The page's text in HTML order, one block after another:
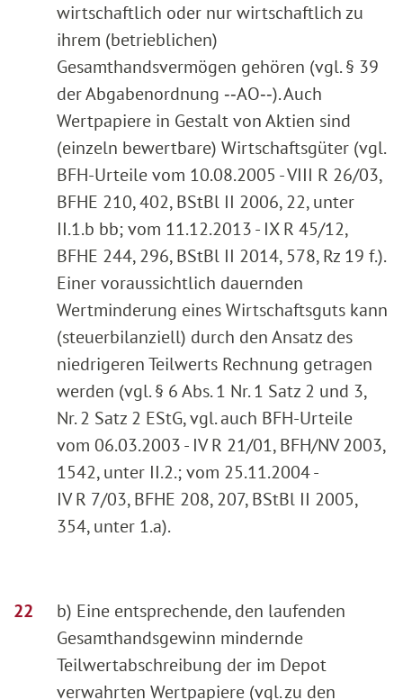
wirtschaftlich oder nur wirtschaftlich zu
ihrem (betrieblichen)
Gesamthandsvermögen gehören (vgl. § 39
der Abgabenordnung ‑‑AO‑‑). Auch
Wertpapiere in Gestalt von Aktien sind
(einzeln bewertbare) Wirtschaftsgüter (vgl.
BFH-Urteile vom 10.08.2005 - VIII R 26/03,
BFHE 210, 402, BStBl II 2006, 22, unter
II.1.b bb; vom 11.12.2013 - IX R 45/12,
BFHE 244, 296, BStBl II 2014, 578, Rz 19 f.).
Einer voraussichtlich dauernden
Wertminderung eines Wirtschaftsguts kann
(steuerbilanziell) durch den Ansatz des
niedrigeren Teilwerts Rechnung getragen
werden (vgl. § 6 Abs. 1 Nr. 1 Satz 2 und 3,
Nr. 2 Satz 2 EStG, vgl. auch BFH-Urteile
vom 06.03.2003 - IV R 21/01, BFH/NV 2003,
1542, unter II.2.; vom 25.11.2004 -
IV R 7/03, BFHE 208, 207, BStBl II 2005,
354, unter 1.a).
b) Eine entsprechende, den laufenden
Gesamthandsgewinn mindernde
Teilwertabschreibung der im Depot
verwahrten Wertpapiere (vgl. zu den